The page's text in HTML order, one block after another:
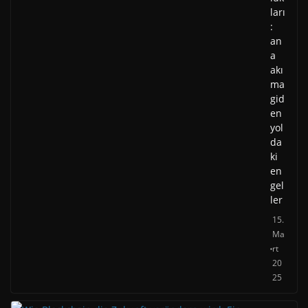
ları
:
an
a
akı
ma
gid
en
yol
da
ki
en
gel
ler
15.
Ma
rt
20
25